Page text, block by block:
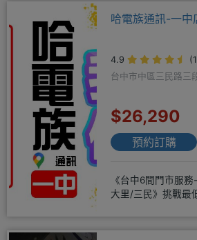
哈電族通訊-一中
4.9
台中市中區三民路三
$26,290
預約訂購
《台中6間門市服
大里/三民》挑戰最